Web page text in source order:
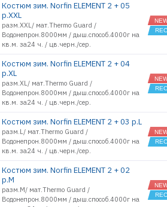
Костюм зим. Norfin ELEMENT 2 + 05
р.XXL
разм.XXL/ мат.Thermo Guard /
Водонепрон.8000мм / дыш.способ.4000г на
кв.м. за24 ч. / цв.черн./сер.
Костюм зим. Norfin ELEMENT 2 + 04
р.XL
разм.XL/ мат.Thermo Guard /
Водонепрон.8000мм / дыш.способ.4000г на
кв.м. за24 ч. / цв.черн./сер.
Костюм зим. Norfin ELEMENT 2 + 03 р.L
разм.L/ мат.Thermo Guard /
Водонепрон.8000мм / дыш.способ.4000г на
кв.м. за24 ч. / цв.черн./сер.
Костюм зим. Norfin ELEMENT 2 + 02
р.M
разм.M/ мат.Thermo Guard /
Водонепрон.8000мм / дыш.способ.4000г на